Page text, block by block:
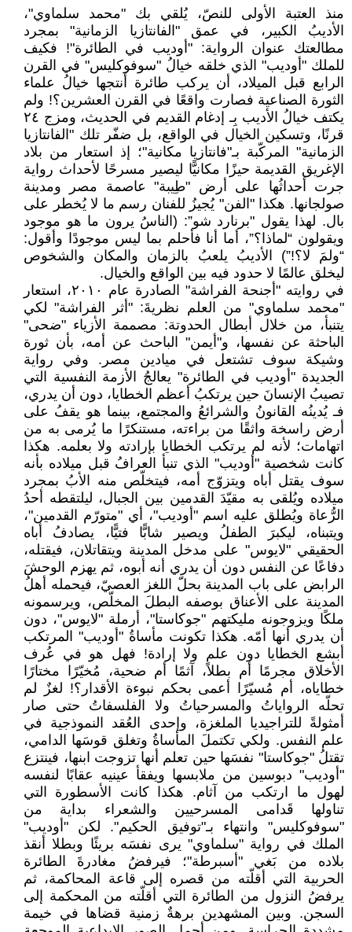
منذ العتبة الأولى للنصّ، يُلقي بك "محمد سلماوي"،
الأديبُ الكبير، في عمق "الفانتازيا الزمانية" بمجرد
مطالعتك عنوان الرواية: "أوديب في الطائرة"! فكيف
للملك "أوديب" الذي خلقه خيالُ "سوفوكليس" في القرن
الرابع قبل الميلاد، أن يركب طائرة أنتجها خيالُ علماء
الثورة الصناعية فصارت واقعًا في القرن العشرين؟! ولم
يكتف خيالُ الأديب بِـ إدغام القديم في الحديث، ومزج ٢٤
قرنًا، وتسكين الخيال في الواقع، بل ضفّر تلك "الفانتازيا
الزمانية" المركّبة بـ"فانتازيا مكانية"؛ إذ استعار من بلاد
الإغريق القديمة حيزًا مكانيًّا ليصير مسرحًا لأحداث رواية
جرت أحداثُها على أرض "طِيبة" عاصمة مصر ومدينة
صولجانها. هكذا "الفن" يُجيزُ للفنان رسم ما لا يُخطر على
بال. لهذا يقول "برنارد شو”: (الناسُ يرون ما هو موجود
ويقولون “لماذا؟”، أما أنا فأحلم بما ليس موجودًا وأقول:
“ولمَ لا؟!”) الأديبُ يلعبُ بالزمان والمكان والشخوص
ليخلق عالمًا لا حدود فيه بين الواقع والخيال.
في روايته "أجنحة الفراشة" الصادرة عام ٢٠١٠، استعار
"محمد سلماوي" من العلم نظريةَ: "أثر الفراشة" لكي
يتنبأ، من خلال أبطال الحدوتة: مصممة الأزياء "ضحى"
الباحثة عن نفسها، و"أيمن" الباحث عن أمه، بأن ثورة
وشيكة سوف تشتعل في ميادين مصر. وفي رواية
الجديدة "أوديب في الطائرة" يعالجُ الأزمة النفسية التي
تصيبُ الإنسانَ حين يرتكبُ أعظم الخطايا، دون أن يدري،
فـ يُدينُه القانونُ والشرائعُ والمجتمع، بينما هو يقفُ على
أرض راسخة واثقًا من براءته، مستنكرًا ما يُرمى به من
اتهامات؛ لأنه لم يرتكب الخطايا بإرادته ولا بعلمه. هكذا
كانت شخصية "أوديب" الذي تنبأ العرافُ قبل ميلاده بأنه
سوف يقتل أباه ويتزوّج أمه، فيتخلّص منه الأبُ بمجرد
ميلاده ويُلقى به مقيّدَ القدمين بين الجبال، ليلتقطه أحدُ
الرُّعاة ويُطلق عليه اسم "أوديب"، أي "متورّم القدمين"،
ويتبناه، ليكبرَ الطفلُ ويصير شابًّا فتيًّا، يصادفُ أباه
الحقيقي "لايوس" على مدخل المدينة ويتقاتلان، فيقتله،
دفاعًا عن النفس دون أن يدري أنه أبوه، ثم يهزم الوحشَ
الرابض على باب المدينة بحلّ اللغز العصيّ، فيحمله أهلُ
المدينة على الأعناق بوصفه البطلَ المخلّص، ويرسمونه
ملكًا ويزوجونه مليكتهم "جوكاستا"، أرملة "لايوس"، دون
أن يدري أنها أمّه. هكذا تكونت مأساةُ "أوديب" المرتكب
أبشع الخطايا دون علمٍ ولا إرادة! فهل هو في عُرف
الأخلاق مجرمًا أم بطلا، آثمًا أم ضحية، مُخيّرًا مختارًا
خطاياه، أم مُسيّرًا أعمى بحكم نبوءة الأقدار؟! لغزٌ لم
تحلّه الرواياتُ والمسرحياتُ ولا الفلسفاتُ حتى صار
أمثولةً للتراجيديا الملغزة، وإحدى العُقد النموذجية في
علم النفس. ولكي تكتملَ المأساةُ وتغلق قوسَها الدامي،
تقتلُ "جوكاستا" نفسَها حين تعلم أنها تزوجت ابنها، فينتزع
"أوديب" دبوسين من ملابسها ويفقأ عينيه عقابًا لنفسه
لهول ما ارتكب من آثام. هكذا كانت الأسطورة التي
تناولها قَدامى المسرحيين والشعراء بداية من
"سوفوكليس" وانتهاء بـ"توفيق الحكيم". لكن "أوديب"
الملك في رواية "سلماوي" يرى نفسَه بريئًا وبطلا أنقذ
بلاده من بَغي "أسبرطة"؛ فيرفضُ مغادرةَ الطائرة
الحربية التي أقلّته من قصره إلى قاعة المحاكمة، ثم
يرفضُ النزول من الطائرة التي أقلّته من المحكمة إلى
السجن. وبين المشهدين برهةٌ زمنية قضاها في خيمة